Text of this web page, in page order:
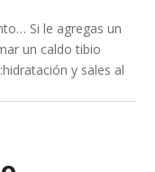
Si le agregas un
un caldo tibio
y sales al